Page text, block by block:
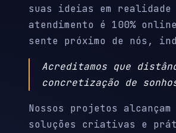
suas ideias em
atendimento é 100%
sente próximo de nós,
Acreditamos que
concretização de
Nossos projetos
soluções criativas e